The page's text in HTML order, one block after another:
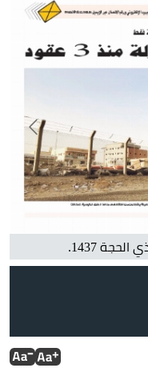
(عكاظ)